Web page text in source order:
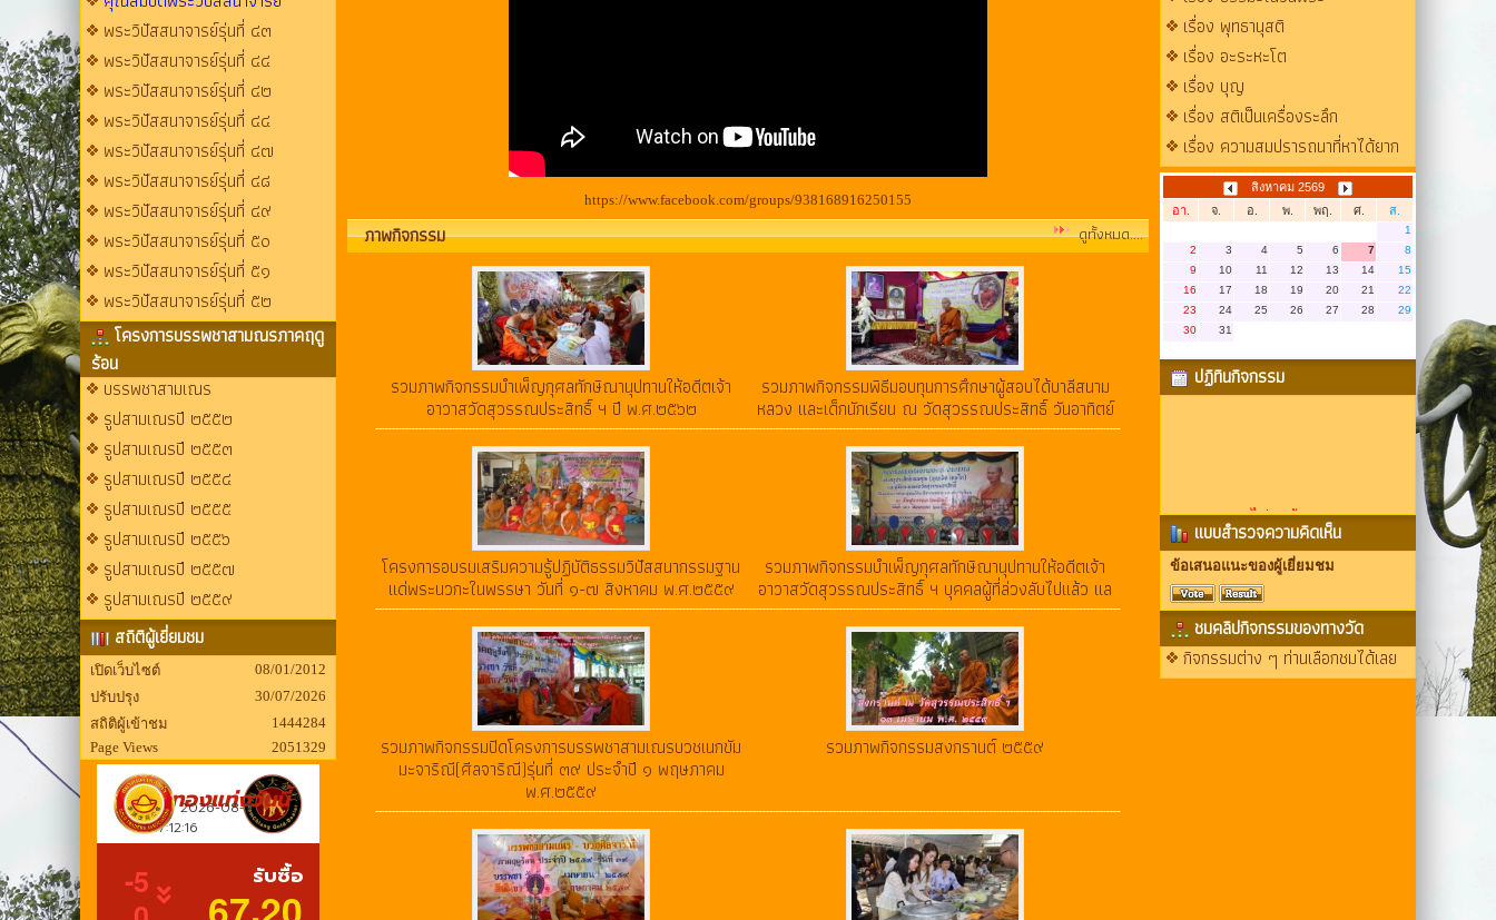
พระวิปัสสนาจารย์รุ่นที่ ๔๓
พระวิปัสสนาจารย์รุ่นที่ ๔๔
พระวิปัสสนาจารย์รุ่นที่ ๔๒
พระวิปัสสนาจารย์รุ่นที่ ๔๔
พระวิปัสสนาจารย์รุ่นที่ ๔๗
พระวิปัสสนาจารย์รุ่นที่ ๔๘
พระวิปัสสนาจารย์รุ่นที่ ๔๙
พระวิปัสสนาจารย์รุ่นที่ ๕๐
พระวิปัสสนาจารย์รุ่นที่ ๕๑
พระวิปัสสนาจารย์รุ่นที่ ๕๒
โครงการบรรพชาสามณรภาคฤดู
ร้อน
บรรพชาสามเณร
รูปสามเณรปี ๒๕๕๒
รูปสามเณรปี ๒๕๕๓
รูปสามเณรปี ๒๕๕๔
รูปสามเณรปี ๒๕๕๕
รูปสามเณรปี ๒๕๕๖
รูปสามเณรปี ๒๕๕๗
รูปสามเณรปี ๒๕๕๙
สถิติผู้เยี่ยมชม
เปิดเว็บไซต์
08/01/2012
ปรับปรุง
30/07/2026
สถิติผู้เข้าชม
1444284
Page Views
2051329
https://www.facebook.com/groups/938168916250155
ภาพกิจกรรม ดูทั้งหมด....
รวมภาพกิจกรรมบำเพ็ญกุศลทักษิณานุปทานให้อดีตเจ้า
อาวาสวัดสุวรรณประสิทธิ์ ฯ ปี พ.ศ.๒๕๖๒
รวมภาพกิจกรรมพิธีมอบทุนการศึกษาผู้สอบได้บาลีสนาม
หลวง และเด็กนักเรียน ณ วัดสุวรรณประสิทธิ์ วันอาทิตย์
โครงการอบรมเสริมความรู้ปฏิบัติธรรมวิปัสสนากรรมฐาน
แด่พระนวกะในพรรษา วันที่ ๑-๗ สิงหาคม พ.ศ.๒๕๕๙
รวมภาพกิจกรรมบำเพ็ญกุศลทักษิณานุปทานให้อดีตเจ้า
อาวาสวัดสุวรรณประสิทธิ์ ฯ บุคคลผู้ที่ล่วงลับไปแล้ว แล
รวมภาพกิจกรรมปิดโครงการบรรพชาสามเณรบวชเนกขัม
มะจาริณี(ศีลจาริณี)รุ่นที่ ๓๙ ประจำปี ๑ พฤษภาคม
พ.ศ.๒๕๕๙
รวมภาพกิจกรรมสงกรานต์ ๒๕๕๙
เรื่อง พุทธานุสติ
เรื่อง อะระหะโต
เรื่อง บุญ
เรื่อง สติเป็นเครื่องระลึก
เรื่อง ความสมปรารถนาที่หาได้ยาก
สิงหาคม 2569
อา.
จ. อ. พ. พฤ. ศ. ส.
1
2
3 4 5 6 7
8
9
10 11 12 13 14
15
16
17 18 19 20 21
22
23
24 25 26 27 28
29
30
31
ปฏิทินกิจกรรม
แบบสำรวจความคิดเห็น
ข้อเสนอแนะของผู้เยี่ยมชม
ชมคลิปกิจกรรมของทางวัด
กิจกรรมต่าง ๆ ท่านเลือกชมได้เลย